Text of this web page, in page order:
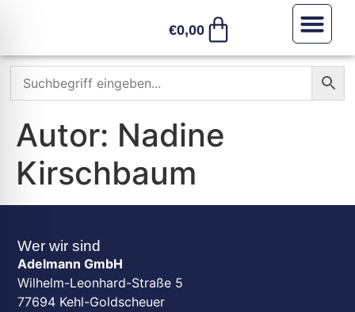
€0,00
Autor: Nadine
Kirschbaum
Wer wir sind
Adelmann GmbH
Wilhelm-Leonhard-Straße 5
77694 Kehl-Goldscheuer